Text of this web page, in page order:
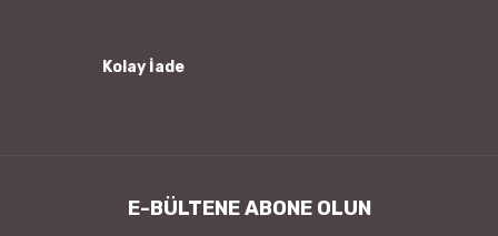
Kolay İade
E-BÜLTENE ABONE OLUN